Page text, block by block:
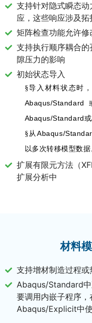
支持针对隐式瞬态
应，这些响应涉及
矩阵检查功能允许
支持执行顺序耦合
隙压力的影响
初始状态导入
§导入材料状态时，
Abaqus/Standard
Abaqus/Standard或
§ 从Abaqus/
以多次转移模型数
扩展有限元方法（
扩展分析中
材料
支持增材制造过程
Abaqus/Standard
要调用内嵌子程序
Abaqus/Explicit中